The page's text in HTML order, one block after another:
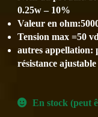
0.25w – 10%
Valeur en
Tension max =50
autres appellation:
résistance
En stock (peut